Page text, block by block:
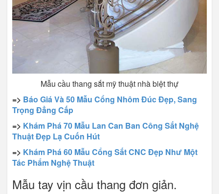
Mẫu cầu thang sắt mỹ thuật nhà biệt thự
=> Báo Giá Và 50 Mẫu Cổng Nhôm Đúc Đẹp, Sang
Trọng Đẳng Cấp
=> Khám Phá 70 Mẫu Lan Can Ban Công Sắt Nghệ
Thuật Đẹp Lạ Cuốn Hút
=> Khám Phá 60 Mẫu Cổng Sắt CNC Đẹp Như Một
Tác Phẩm Nghệ Thuật
Mẫu tay vịn cầu thang đơn giản.​